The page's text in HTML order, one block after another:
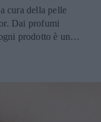
cura della pelle
Dai profumi
prodotto è una